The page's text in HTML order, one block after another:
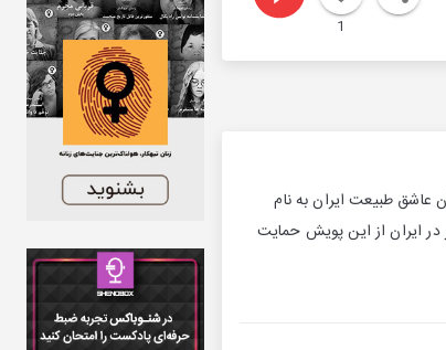
1
طبیعت ایران به نام
اراک شروع شد. که در آخر مرداد به 89 امین هفته خودش رسید. ما شاهد این هستیم که 188 شهر در ایران از این پویش حمایت